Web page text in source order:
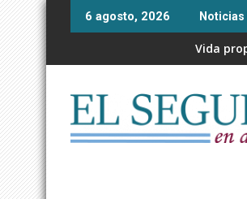
Skip
6 agosto, 2026 Noticias
Vida